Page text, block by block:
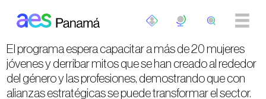
El programa espera capacitar a más de 20 mujeres
jóvenes y derribar mitos que se han creado al rededor
del género y las profesiones, demostrando que con
alianzas estratégicas se puede transformar el sector.